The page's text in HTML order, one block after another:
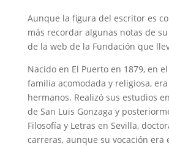
Aunque la figura del escritor es
más recordar algunas notas de
de la web de la Fundación que
Nacido en El Puerto en 1879, en
familia acomodada y religiosa,
hermanos. Realizó sus estudios
de San Luis Gonzaga y
Filosofía y Letras en Sevilla,
carreras, aunque su vocación era